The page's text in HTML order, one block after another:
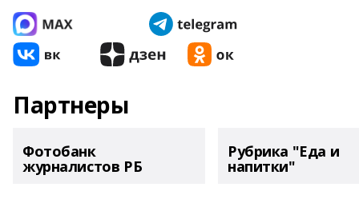
Партнеры
Фотобанк
журналистов РБ
Рубрика "Еда и
напитки"